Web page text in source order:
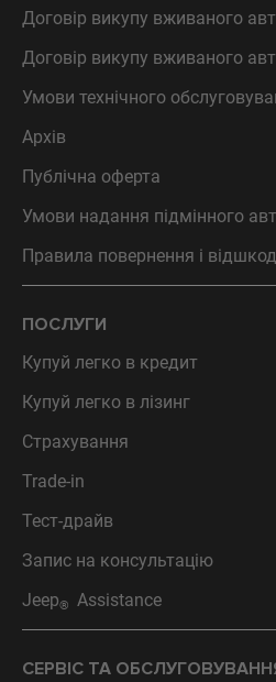
Договір викупу вживаного
Договір викупу вживаного
Умови технічного
Архів
Публічна оферта
Умови надання підмінного
Правила повернення і
ПОСЛУГИ
Купуй легко в кредит
Купуй легко в лізинг
Страхування
Trade-in
Тест-драйв
Запис на консультацію
Jeep® Assistance
СЕРВІС ТА